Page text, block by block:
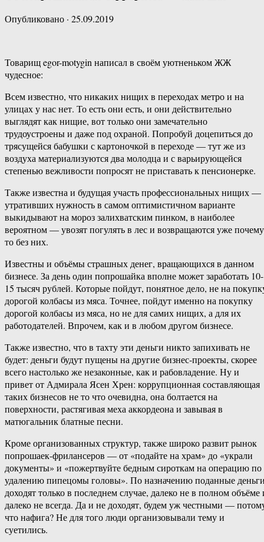
Опубликовано · 25.09.2019
Товарищ egor-motygin написал в своём уютненьком ЖЖ
чудесное:
Всем известно, что никаких нищих в переходах метро и на
улицах у нас нет. То есть они есть, и они действительно
выглядят как нищие, вот только они замечательно
трудоустроены и даже под охраной. Попробуй доцепиться до
трясущейся бабушки с картоночкой в переходе — тут же из
воздуха материализуются два молодца и с варьирующейся
степенью вежливости попросят не приставать к пенсионерке.
Также известна и будущая участь профессиональных нищих —
утративших нужность в самом оптимистичном варианте
выкидывают на мороз залихватским пинком, в наиболее
вероятном — увозят погулять в лес и возвращаются уже
то без них.
Известны и объёмы страшных денег, вращающихся в данном
бизнесе. За день один попрошайка вполне может заработать 10-
15 тысяч рублей. Которые пойдут, понятное дело, не на
дорогой колбасы из мяса. Точнее, пойдут именно на покупку
дорогой колбасы из мяса, но не для самих нищих, а для их
работодателей. Впрочем, как и в любом другом бизнесе.
Также известно, что в тахту эти деньги никто запихивать не
будет: деньги будут пущены на другие бизнес-проекты, скорее
всего настолько же незаконные, как и рабовладение. Ну и
привет от Адмирала Ясен Хрен: коррупционная составляющая
таких бизнесов не то что очевидна, она болтается на
поверхности, растягивая меха аккордеона и завывая в
матюгальник блатные песни.
Кроме организованных структур, также широко развит рынок
попрошаек-фрилансеров — от «подайте на храм» до «украли
документы» и «пожертвуйте бедным сироткам на операцию по
удалению пипецомы головы». По назначению поданные
доходят только в последнем случае, далеко не в полном объёме
далеко не всегда. Да и не доходят, будем уж честными —
что нафига? Не для того люди организовывали тему и
суетились.